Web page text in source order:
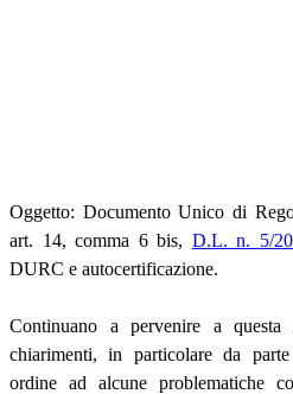
Oggetto: Documento Unico di
art. 14, comma 6 bis, D.L. n. 5/
DURC e autocertificazione.
Continuano a pervenire a questa
chiarimenti, in particolare da
ordine ad alcune problematiche